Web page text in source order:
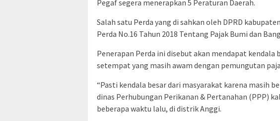
Pegaf segera menerapkan 5 Peraturan Daerah.
Salah satu Perda yang di sahkan oleh DPRD
Perda No.16 Tahun 2018 Tentang Pajak Bumi dan
Penerapan Perda ini disebut akan mendapat kendala
setempat yang masih awam dengan pemungutan
“Pasti kendala besar dari masyarakat karena masih
dinas Perhubungan Perikanan & Pertanahan (PPP)
beberapa waktu lalu, di distrik Anggi.